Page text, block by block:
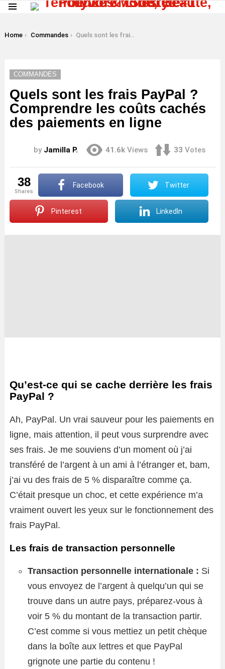
You are here:
Home Commandes Quels sont les frais PayPal ? Comprendre les coûts cachés des paiements en ligne
COMMANDES
Quels sont les frais PayPal ?
Comprendre les coûts cachés
des paiements en ligne
by Jamilla P. 41.6k Views 33 Votes
38
shares
Facebook Twitter
Pinterest LinkedIn
Qu’est-ce qui se cache derrière les frais
PayPal ?
Ah, PayPal. Un vrai sauveur pour les paiements en
ligne, mais attention, il peut vous surprendre avec
ses frais. Je me souviens d’un moment où j’ai
transféré de l’argent à un ami à l’étranger et, bam,
j’ai vu des frais de 5 % disparaître comme ça.
C’était presque un choc, et cette expérience m’a
vraiment ouvert les yeux sur le fonctionnement des
frais PayPal.
Les frais de transaction personnelle
Transaction personnelle internationale : Si
vous envoyez de l’argent à quelqu’un qui se
trouve dans un autre pays, préparez-vous à
voir 5 % du montant de la transaction partir.
C’est comme si vous mettiez un petit chèque
dans la boîte aux lettres et que PayPal
grignote une partie du contenu !